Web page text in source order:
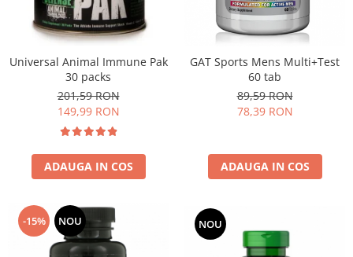
Universal Animal Immune Pak
30 packs
201,59 RON
149,99 RON
ADAUGA IN COS
GAT Sports Mens Multi+Test
60 tab
89,59 RON
78,39 RON
ADAUGA IN COS
-15% NOU NOU